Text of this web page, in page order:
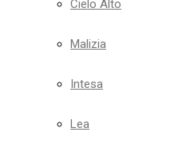
Cielo Alto
Malizia
Intesa
Lea